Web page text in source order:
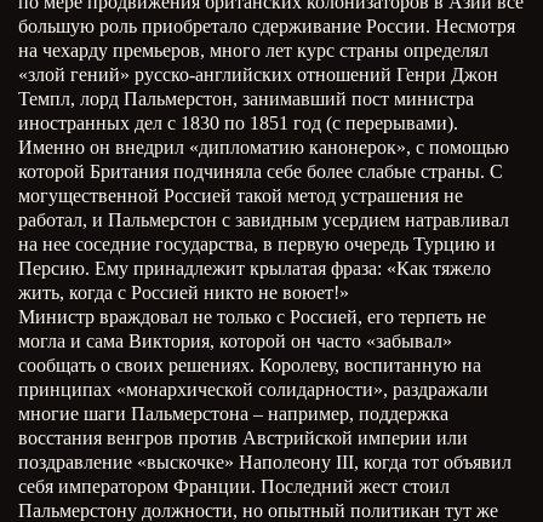
большую роль приобретало сдерживание России. Несмотря
на чехарду премьеров, много лет курс страны определял
«злой гений» русско-английских отношений Генри Джон
Темпл, лорд Пальмерстон, занимавший пост министра
иностранных дел с 1830 по 1851 год (с перерывами).
Именно он внедрил «дипломатию канонерок», с помощью
которой Британия подчиняла себе более слабые страны. С
могущественной Россией такой метод устрашения не
работал, и Пальмерстон с завидным усердием натравливал
на нее соседние государства, в первую очередь Турцию и
Персию. Ему принадлежит крылатая фраза: «Как тяжело
жить, когда с Россией никто не воюет!»
Министр враждовал не только с Россией, его терпеть не
могла и сама Виктория, которой он часто «забывал»
сообщать о своих решениях. Королеву, воспитанную на
принципах «монархической солидарности», раздражали
многие шаги Пальмерстона – например, поддержка
восстания венгров против Австрийской империи или
поздравление «выскочке» Наполеону III, когда тот объявил
себя императором Франции. Последний жест стоил
Пальмерстону должности, но опытный политикан тут же